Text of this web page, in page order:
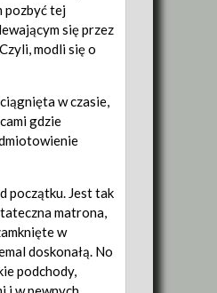
pozbyć tej
się przez
modli się o
w czasie,
gdzie
początku. Jest tak
matrona,
w
doskonałą. No
podchody,